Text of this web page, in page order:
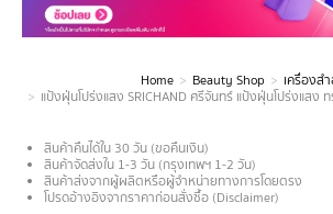
You are here: Home Beauty Shop
เครื่องส
แป้งฝุ่นโปร่งแสง SRICHAND ศรีจันทร์ แป้งฝุ่นโปร่งแสง
สินค้าคืนได้ใน 30 วัน (ขอคืนเงิน)
สินค้าจัดส่งใน 1-3 วัน (กรุงเทพฯ 1-2 วัน)
สินค้าส่งจากผู้ผลิตหรือผู้จำหน่ายทางการโดยตรง
โปรดอ้างอิงจากราคาก่อนสั่งซื้อ (Disclaimer)